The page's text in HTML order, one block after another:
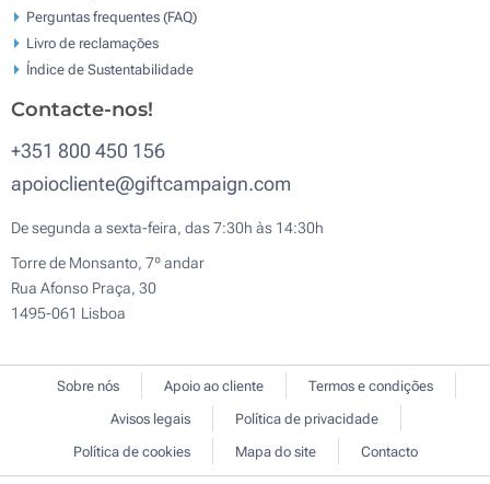
Perguntas frequentes (FAQ)
Livro de reclamaçōes
Índice de Sustentabilidade
Contacte-nos!
+351 800 450 156
apoiocliente@giftcampaign.com
De segunda a sexta-feira, das 7:30h às 14:30h
Torre de Monsanto, 7º andar
Rua Afonso Praça, 30
1495-061 Lisboa
Sobre nós Apoio ao cliente
Termos e condições
Avisos legais
Política de privacidade
Política de cookies
Mapa do site Contacto